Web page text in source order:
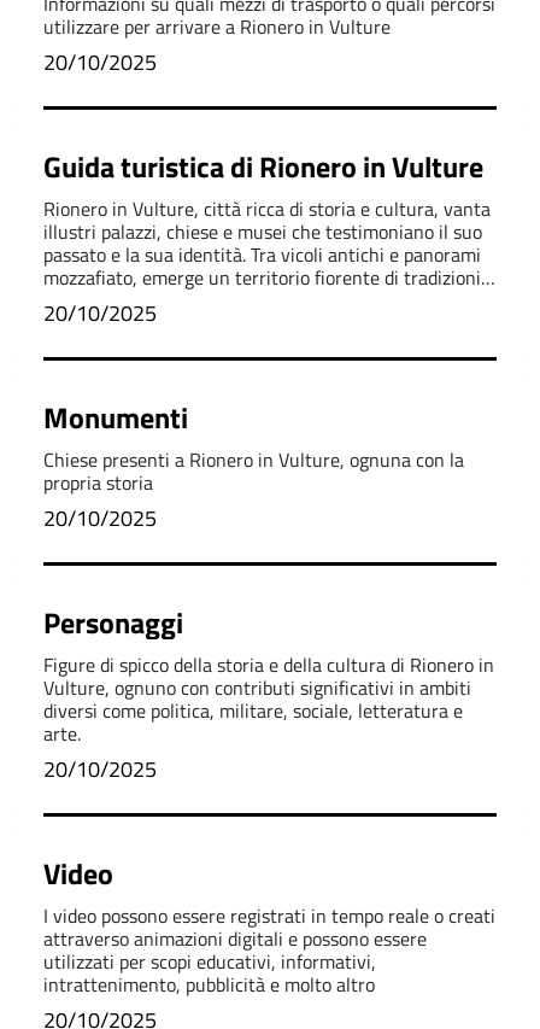
utilizzare per arrivare a Rionero in Vulture
20/10/2025
Guida turistica di Rionero in Vulture
Rionero in Vulture, città ricca di storia e cultura, vanta
illustri palazzi, chiese e musei che testimoniano il suo
passato e la sua identità. Tra vicoli antichi e panorami
mozzafiato, emerge un territorio fiorente di tradizioni e
produzioni tipiche
20/10/2025
Monumenti
Chiese presenti a Rionero in Vulture, ognuna con la
propria storia
20/10/2025
Personaggi
Figure di spicco della storia e della cultura di Rionero in
Vulture, ognuno con contributi significativi in ambiti
diversi come politica, militare, sociale, letteratura e
arte.
20/10/2025
Video
I video possono essere registrati in tempo reale o creati
attraverso animazioni digitali e possono essere
utilizzati per scopi educativi, informativi,
intrattenimento, pubblicità e molto altro
20/10/2025